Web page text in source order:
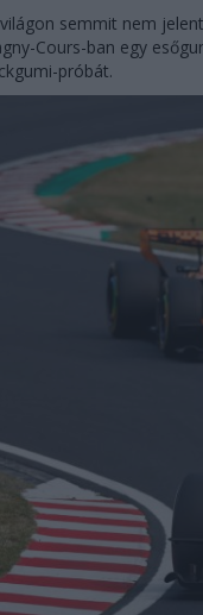
semmit nem
Cours-ban egy
próbát.